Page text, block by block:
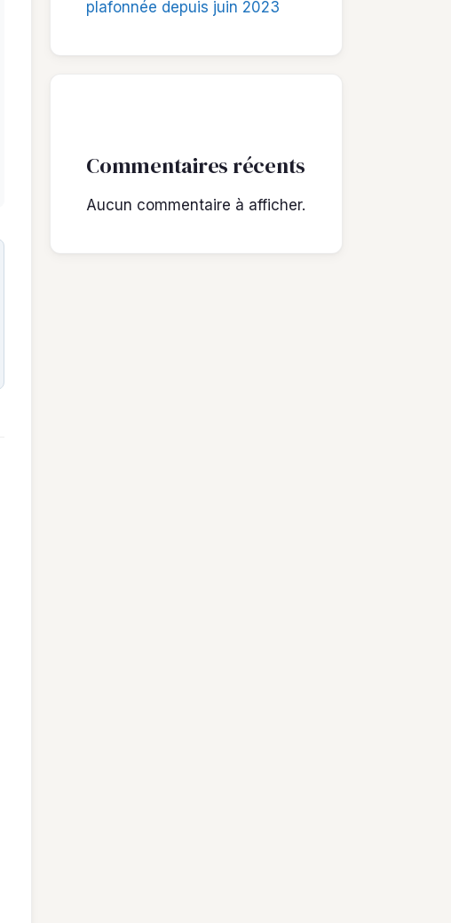
plafonnée depuis juin 2023
Commentaires récents
Aucun commentaire à afficher.